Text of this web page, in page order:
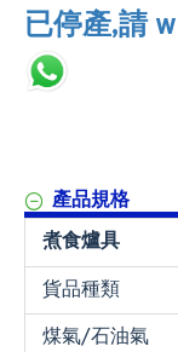
已停產,請
產品規格
煮食爐具
貨品種類
煤氣/石油氣